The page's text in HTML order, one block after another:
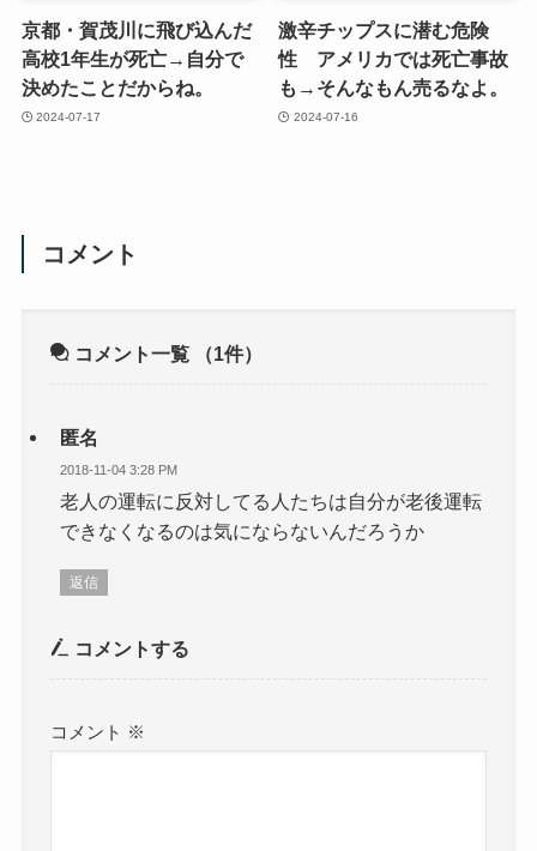
京都・賀茂川に飛び込んだ
高校1年生が死亡→自分で
決めたことだからね。
2024-07-17
激辛チップスに潜む危険
性 アメリカでは死亡事故
も→そんなもん売るなよ。
2024-07-16
コメント
コメント一覧 （1件）
匿名
2018-11-04 3:28 PM
老人の運転に反対してる人たちは自分が老後運転
できなくなるのは気にならないんだろうか
返信
コメントする
コメント ※